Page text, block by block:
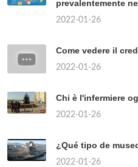
prevalentemente
2022-01-26
Come vedere il
2022-01-26
Chi è l'infermiere
2022-01-26
¿Qué tipo de
2022-01-26